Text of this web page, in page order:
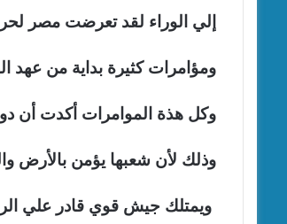
إلي الوراء لقد تعرضت مصر
ومؤامرات كثيرة بداية من عهد
وكل هذة الموامرات أكدت أن
وذلك لأن شعبها يؤمن بالأرض
ويمتلك جيش قوي قادر علي